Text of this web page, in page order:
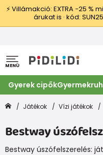
⚡ Villámakció: EXTRA −25
árukat is · kód:
MENÜ
Gyerek cipők
Játékok Vízi játékok
Bestway
Bestway úszófelszerelés: